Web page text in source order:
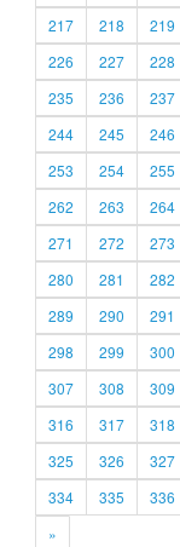
217
218 219
226
227 228
235
236 237
244
245 246
253
254 255
262
263 264
271
272 273
280
281 282
289
290 291
298
299 300
307
308 309
316
317 318
325
326 327
334
335 336
»